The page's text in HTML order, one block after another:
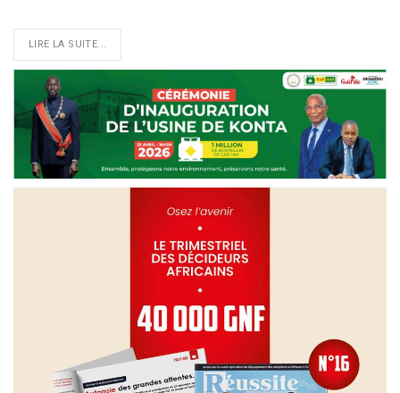
LIRE LA SUITE...